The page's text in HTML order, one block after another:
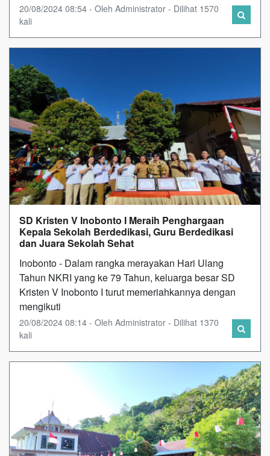
20/08/2024 08:54 - Oleh Administrator - Dilihat 1570
kali
SD Kristen V Inobonto I Meraih Penghargaan
Kepala Sekolah Berdedikasi, Guru Berdedikasi
dan Juara Sekolah Sehat
Inobonto - Dalam rangka merayakan Hari Ulang
Tahun NKRI yang ke 79 Tahun, keluarga besar SD
Kristen V Inobonto I turut memeriahkannya dengan
mengikuti
20/08/2024 08:14 - Oleh Administrator - Dilihat 1370
kali